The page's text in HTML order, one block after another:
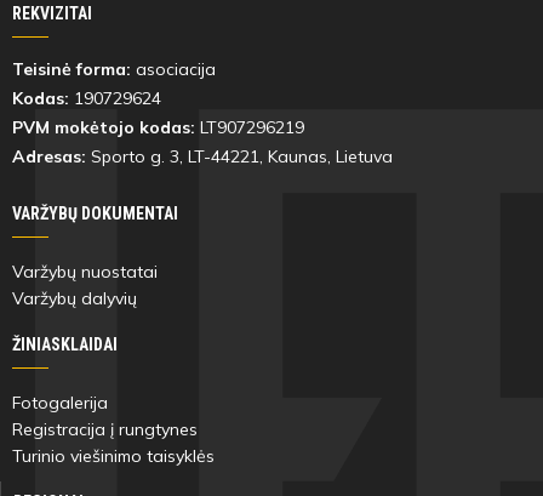
REKVIZITAI
Teisinė forma: asociacija
Kodas: 190729624
PVM mokėtojo kodas: LT907296219
Adresas: Sporto g. 3, LT-44221, Kaunas, Lietuva
VARŽYBŲ DOKUMENTAI
Varžybų nuostatai
Varžybų dalyvių
ŽINIASKLAIDAI
Fotogalerija
Registracija į rungtynes
Turinio viešinimo taisyklės